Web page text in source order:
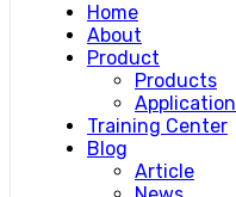
Home
About
Product
Products
Application
Training Center
Blog
Article